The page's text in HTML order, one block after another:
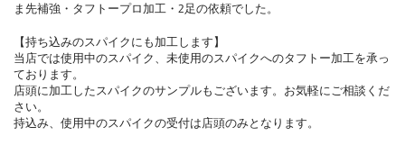
ま先補強・タフトープロ加工・2足の依頼でした。
【持ち込みのスパイクにも加工します】
当店では使用中のスパイク、未使用のスパイクへのタフトー加工を承っ
ております。
店頭に加工したスパイクのサンプルもございます。お気軽にご相談くだ
さい。
持込み、使用中のスパイクの受付は店頭のみとなります。